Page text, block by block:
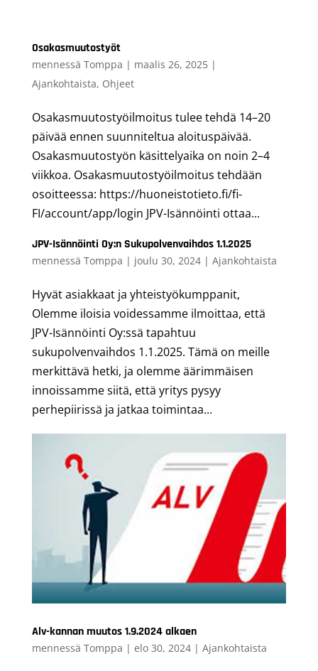
Osakasmuutostyöt
mennessä Tomppa | maalis 26, 2025|
Ajankohtaista, Ohjeet
Osakasmuutostyöilmoitus tulee tehdä 14–20
päivää ennen suunniteltua aloituspäivää.
Osakasmuutostyön käsittelyaika on noin 2–4
viikkoa. Osakasmuutostyöilmoitus tehdään
osoitteessa: https://huoneistotieto.fi/fi-
FI/account/app/login JPV-Isännöinti ottaa...
JPV-Isännöinti Oy:n Sukupolvenvaihdos 1.1.2025
mennessä Tomppa | joulu 30, 2024| Ajankohtaista
Hyvät asiakkaat ja yhteistyökumppanit,
Olemme iloisia voidessamme ilmoittaa, että
JPV-Isännöinti Oy:ssä tapahtuu
sukupolvenvaihdos 1.1.2025. Tämä on meille
merkittävä hetki, ja olemme äärimmäisen
innoissamme siitä, että yritys pysyy
perhepiirissä ja jatkaa toimintaa...
Alv-kannan muutos 1.9.2024 alkaen
mennessä Tomppa | elo 30, 2024| Ajankohtaista